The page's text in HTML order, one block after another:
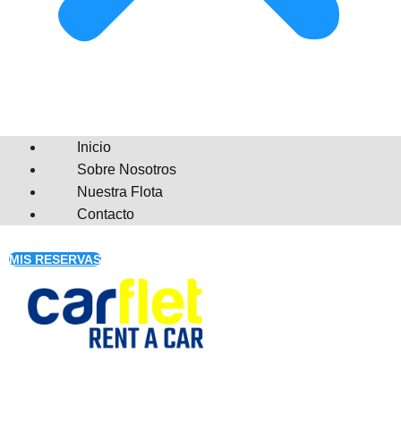
Inicio
Sobre Nosotros
Nuestra Flota
Contacto
MIS RESERVAS